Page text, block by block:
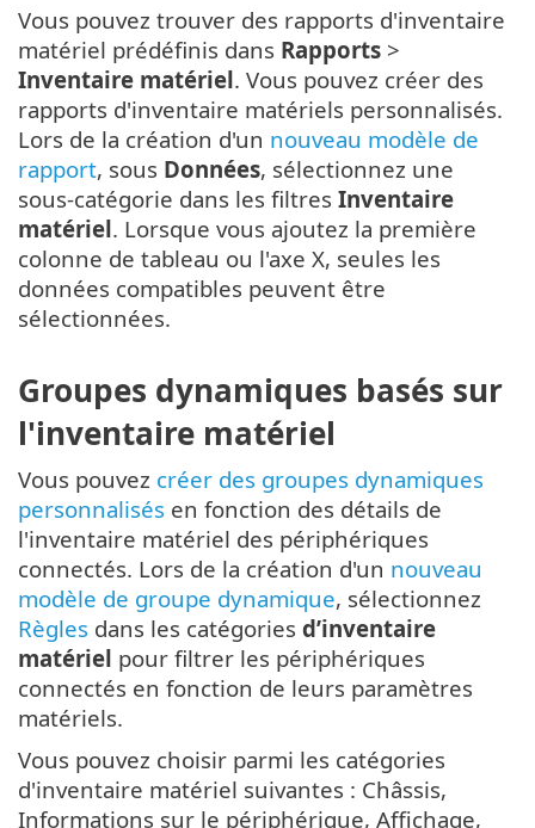
Vous pouvez trouver des rapports d'inventaire
matériel prédéfinis dans Rapports >
Inventaire matériel. Vous pouvez créer des
rapports d'inventaire matériels personnalisés.
Lors de la création d'un nouveau modèle de
rapport, sous Données, sélectionnez une
sous-catégorie dans les filtres Inventaire
matériel. Lorsque vous ajoutez la première
colonne de tableau ou l'axe X, seules les
données compatibles peuvent être
sélectionnées.
Groupes dynamiques basés sur
l'inventaire matériel
Vous pouvez créer des groupes dynamiques
personnalisés en fonction des détails de
l'inventaire matériel des périphériques
connectés. Lors de la création d'un nouveau
modèle de groupe dynamique, sélectionnez
Règles dans les catégories d’inventaire
matériel pour filtrer les périphériques
connectés en fonction de leurs paramètres
matériels.
Vous pouvez choisir parmi les catégories
d'inventaire matériel suivantes : Châssis,
Informations sur le périphérique, Affichage,